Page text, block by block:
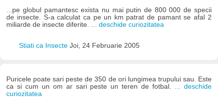
...pe globul pamantesc exista nu mai putin de 800 000 de specii
de insecte. S-a calculat ca pe un km patrat de pamant se afal 2
miliarde de insecte diferite. ... deschide curiozitatea
Stiati ca Insecte Joi, 24 Februarie 2005
Puricele poate sari peste de 350 de ori lungimea trupului sau. Este
ca si cum un om ar sari peste un teren de fotbal. ... deschide
curiozitatea